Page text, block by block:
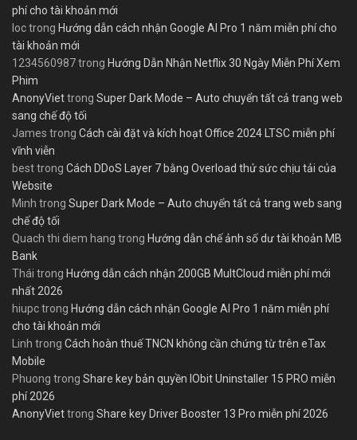
phí cho tài khoản mới
loctrong Hướng dẫn cách nhận Google AI Pro 1 năm miễn phí cho
tài khoản mới
1234560987trong Hướng Dẫn Nhận Netflix 30 Ngày Miễn Phí Xem
Phim
AnonyViettrong Super Dark Mode – Auto chuyển tất cả trang web
sang chế độ tối
James trong Cách cài đặt và kích hoạt Office 2024 LTSC miễn phí
vĩnh viễn
besttrong Cách DDoS Layer 7 bằng Overload thử sức chịu tải của
Website
Minh trong Super Dark Mode – Auto chuyển tất cả trang web sang
chế độ tối
Quach thi diem hang trong Hướng dẫn chế ảnh số dư tài khoản MB
Bank
Thái trong Hướng dẫn cách nhận 200GB MultCloud miễn phí mới
nhất 2026
hiupctrong Hướng dẫn cách nhận Google AI Pro 1 năm miễn phí
cho tài khoản mới
Linh trong Cách hoàn thuế TNCN không cần chứng từ trên eTax
Mobile
Phuong trong Share key bản quyền IObit Uninstaller 15 PRO miễn
phí 2026
AnonyViettrong Share key Driver Booster 13 Pro miễn phí 2026